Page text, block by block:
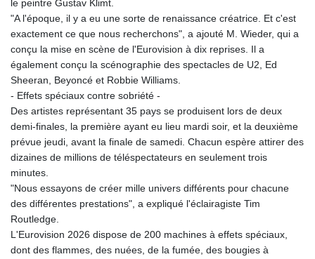
le peintre Gustav Klimt.
"A l'époque, il y a eu une sorte de renaissance créatrice. Et c'est
exactement ce que nous recherchons", a ajouté M. Wieder, qui a
conçu la mise en scène de l'Eurovision à dix reprises. Il a
également conçu la scénographie des spectacles de U2, Ed
Sheeran, Beyoncé et Robbie Williams.
- Effets spéciaux contre sobriété -
Des artistes représentant 35 pays se produisent lors de deux
demi-finales, la première ayant eu lieu mardi soir, et la deuxième
prévue jeudi, avant la finale de samedi. Chacun espère attirer des
dizaines de millions de téléspectateurs en seulement trois
minutes.
"Nous essayons de créer mille univers différents pour chacune
des différentes prestations", a expliqué l'éclairagiste Tim
Routledge.
L'Eurovision 2026 dispose de 200 machines à effets spéciaux,
dont des flammes, des nuées, de la fumée, des bougies à